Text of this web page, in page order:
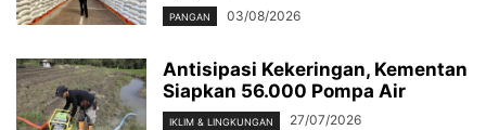
PANGAN 03/08/2026
Antisipasi Kekeringan, Kementan
Siapkan 56.000 Pompa Air
IKLIM & LINGKUNGAN 27/07/2026